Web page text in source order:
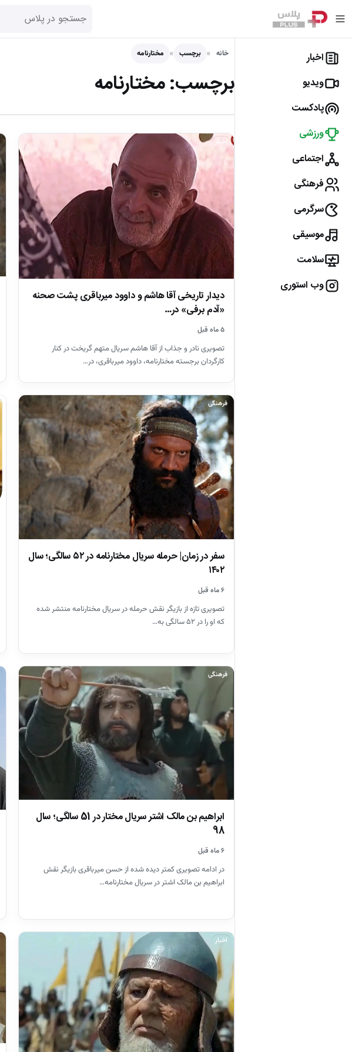
اخبار
ویدیو
پادکست
ورزشی
اجتماعی
فرهنگی
سرگرمی
موسیقی
سلامت
وب استوری
خانه برچسب مختارنامه
برچسب:مختارنامه
اخبار
دیدار تاریخی آقا هاشم و داوود میرباقری پشت صحنه
«آدم برفی» در…
۵ ماه قبل
تصویری نادر و جذاب از آقا هاشم سریال متهم گریخت در کنار
کارگردان برجسته مختارنامه، داوود میرباقری، در…
فرهنگی
سفر در زمان| حرمله سریال مختارنامه در ۵۲ سالگی؛ سال
۱۴۰۲
۶ ماه قبل
تصویری تازه از بازیگر نقش حرمله در سریال مختارنامه منتشر شده
که او را در ۵۲ سالگی به…
فرهنگی
ابراهیم بن مالک اشتر سریال مختار در 51 سالگی؛ سال
98
۶ ماه قبل
در ادامه تصویری کمتر دیده شده از حسن میرباقری بازیگر نقش
ابراهیم بن مالک اشتر در سریال مختارنامه…
اخبار